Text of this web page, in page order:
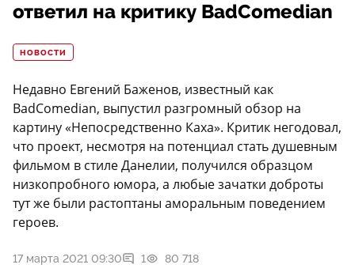
ответил на критику BadComedian
НОВОСТИ
Недавно Евгений Баженов, известный как
BadComedian, выпустил разгромный обзор на
картину «Непосредственно Каха». Критик негодовал,
что проект, несмотря на потенциал стать душевным
фильмом в стиле Данелии, получился образцом
низкопробного юмора, а любые зачатки доброты
тут же были растоптаны аморальным поведением
героев.
17 марта 2021 09:30 1 80 718